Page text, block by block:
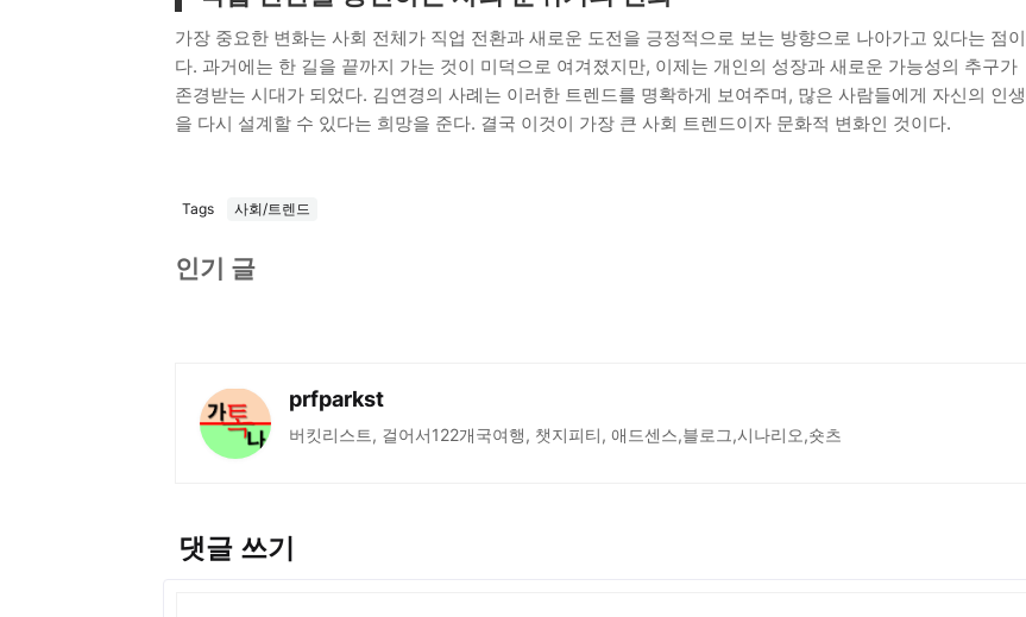
가장 중요한 변화는 사회 전체가 직업 전환과 새로운 도전을 긍정적으로 보는 방향으로 나아가고 있다는 점이
다. 과거에는 한 길을 끝까지 가는 것이 미덕으로 여겨졌지만, 이제는 개인의 성장과 새로운 가능성의 추구가
존경받는 시대가 되었다. 김연경의 사례는 이러한 트렌드를 명확하게 보여주며, 많은 사람들에게 자신의 인생
을 다시 설계할 수 있다는 희망을 준다. 결국 이것이 가장 큰 사회 트렌드이자 문화적 변화인 것이다.
Tags 사회/트렌드
인기 글
prfparkst
버킷리스트, 걸어서122개국여행, 챗지피티, 애드센스,블로그,시나리오,숏츠
댓글 쓰기